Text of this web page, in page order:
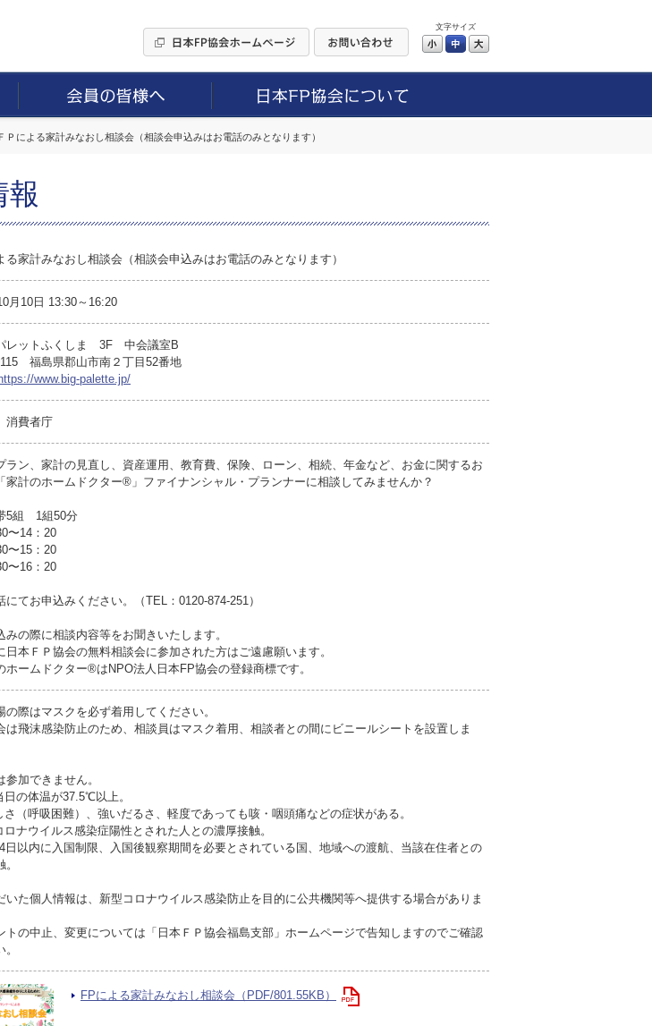
文字サイズ
小 中
ＦＰによる家計みなおし相談会（相談会申込みはお電話のみとなります）
報
る家計みなおし相談会（相談会申込みはお電話のみとなります）
月10日 13:30～16:20
レットふくしま 3F 中会議室B
福島県郡山市南２丁目52番地
https://www.big-palette.jp/
消費者庁
ラン、家計の見直し、資産運用、教育費、保険、ローン、相続、年金など、お金に関するお
家計のホームドクター®」ファイナンシャル・プランナーに相談してみませんか？
5組 1組50分
〜14：20
〜15：20
〜16：20
にてお申込みください。（TEL：0120-874-251）
の際に相談内容等をお聞きいたします。
本ＦＰ協会の無料相談会に参加された方はご遠慮願います。
ームドクター®はNPO法人日本FP協会の登録商標です。
の際はマスクを必ず着用してください。
は飛沫感染防止のため、相談員はマスク着用、相談者との間にビニールシートを設置しま
参加できません。
日の体温が37.5℃以上。
さ（呼吸困難）、強いだるさ、軽度であっても咳・咽頭痛などの症状がある。
ロナウイルス感染症陽性とされた人との濃厚接触。
日以内に入国制限、入国後観察期間を必要とされている国、地域への渡航、当該在住者との
いた個人情報は、新型コロナウイルス感染防止を目的に公共機関等へ提供する場合がありま
トの中止、変更については「日本ＦＰ協会福島支部」ホームページで告知しますのでご確認
FPによる家計みなおし相談会（PDF/801.55KB）